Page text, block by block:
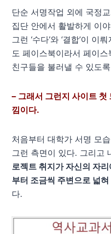
단순 서명작업 외에 국정
집단 안에서 활발하게 이
그런 ‘수다’와 ‘결합’이 이
도 페이스북이라서 페이
친구들을 불러낼 수 있도
– 그래서 그런지 사이트
낌이다.
처음부터 대학가 서명 모
그런 측면이 있다. 그리고
로젝트 취지가 자신의 자
부터 조금씩 주변으로 넓혀
다.